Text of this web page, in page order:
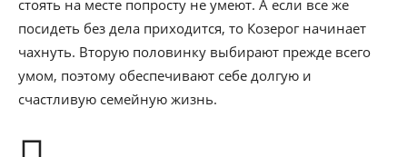
стоять на месте попросту не умеют. А если все же
посидеть без дела приходится, то Козерог начинает
чахнуть. Вторую половинку выбирают прежде всего
умом, поэтому обеспечивают себе долгую и
счастливую семейную жизнь.